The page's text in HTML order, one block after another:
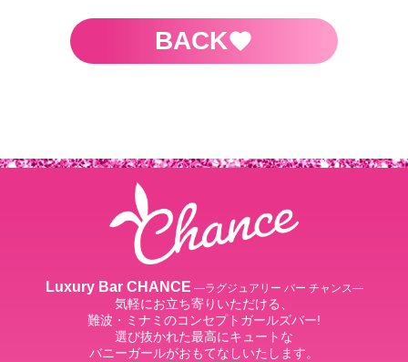
BACK
Luxury Bar CHANCE ―ラグジュアリー バー チャンス―
気軽にお立ち寄りいただける、
難波・ミナミのコンセプトガールズバー!
選び抜かれた最高にキュートな
バニーガールがおもてなしいたします。